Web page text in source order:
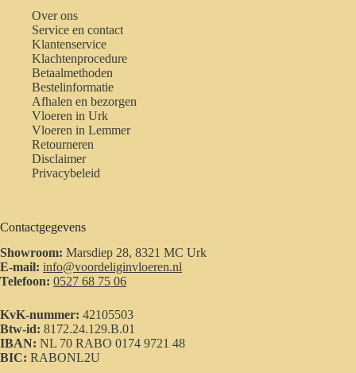
Over ons
Service en contact
Klantenservice
Klachtenprocedure
Betaalmethoden
Bestelinformatie
Afhalen en bezorgen
Vloeren in Urk
Vloeren in Lemmer
Retourneren
Disclaimer
Privacybeleid
Contactgegevens
Showroom: Marsdiep 28, 8321 MC Urk
E-mail: info@voordeliginvloeren.nl
Telefoon: 0527 68 75 06
KvK-nummer: 42105503
Btw-id: 8172.24.129.B.01
IBAN: NL 70 RABO 0174 9721 48
BIC: RABONL2U